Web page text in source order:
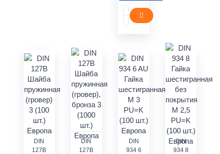
DIN
127В
DIN
127В
DIN
934 6
DIN
934 8